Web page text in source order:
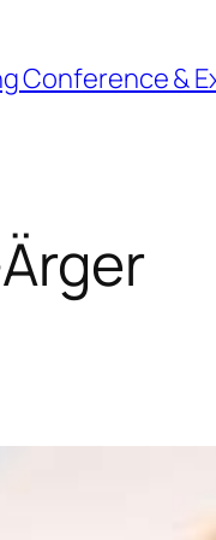
Conference &